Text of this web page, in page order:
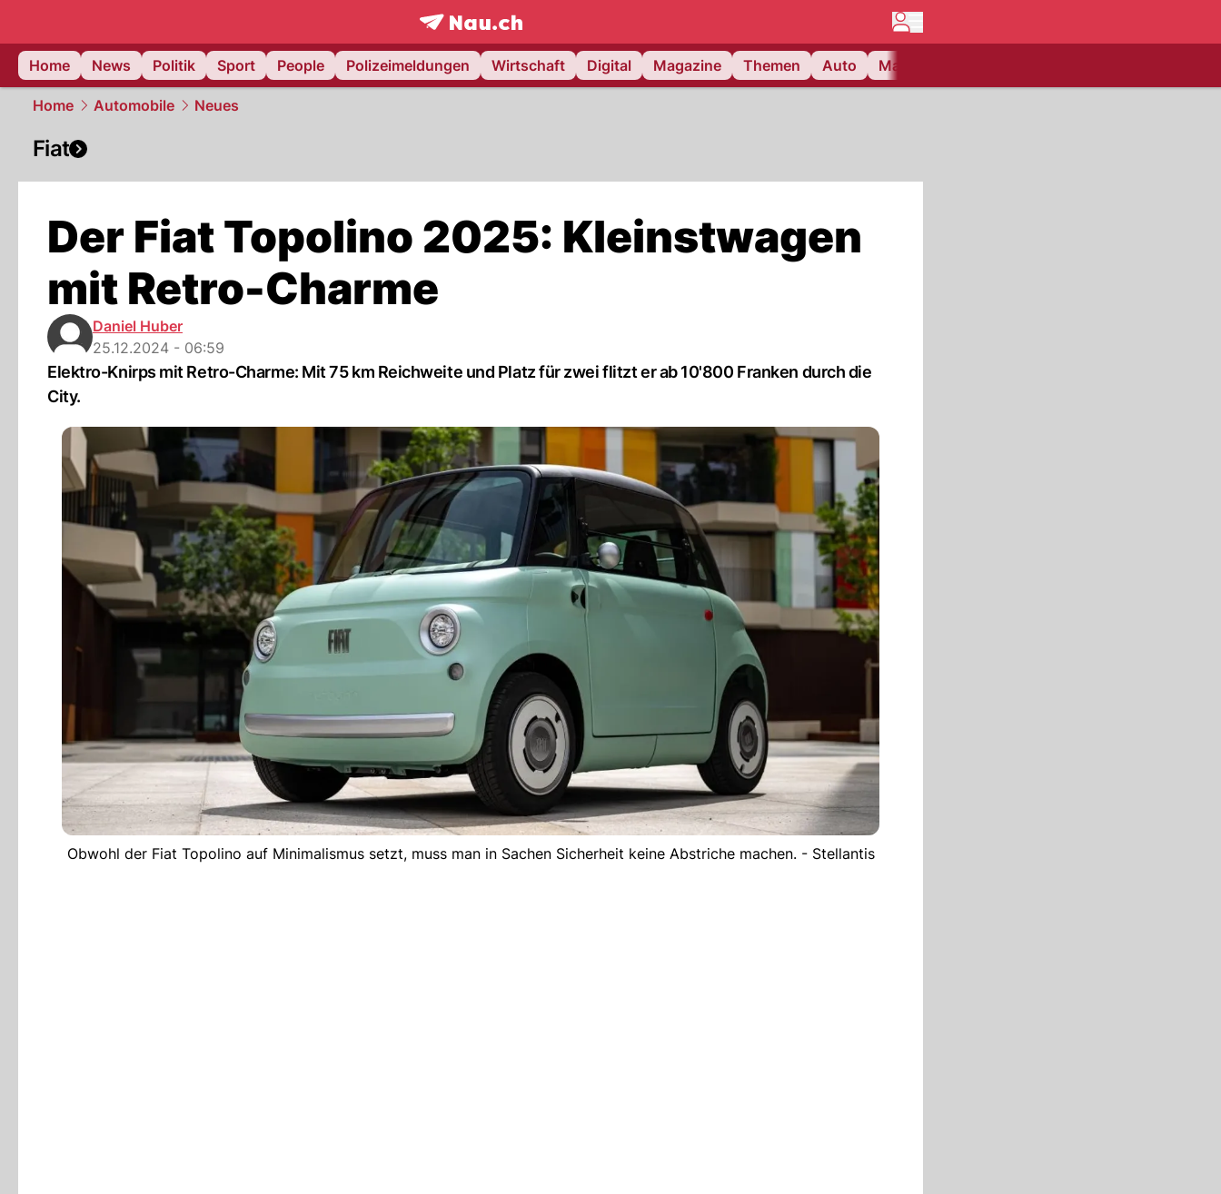
frontpage.NAU.ch
Home
News Politik Sport People Polizeimeldungen Wirtschaft Digital Magazine Themen Auto Matchcenter
Home Automobile Neues
Fiat
Der Fiat Topolino 2025: Kleinstwagen
mit Retro-Charme
Daniel Huber
25.12.2024 - 06:59
Elektro-Knirps mit Retro-Charme: Mit 75 km Reichweite und Platz für zwei flitzt er ab 10'800 Franken durch die
City.
Obwohl der Fiat Topolino auf Minimalismus setzt, muss man in Sachen Sicherheit keine Abstriche machen. - Stellantis